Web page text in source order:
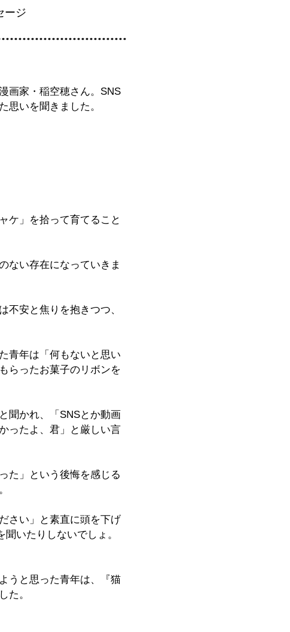
ージ
画家・稲空穂さん。SNS
思いを聞きました。
ケ」を拾って育てること
ない存在になっていきま
不安と焦りを抱きつつ、
青年は「何もないと思い
らったお菓子のリボンを
聞かれ、「SNSとか動画
ったよ、君」と厳しい言
た」という後悔を感じる
さい」と素直に頭を下げ
いたりしないでしょ。
うと思った青年は、『猫
た。